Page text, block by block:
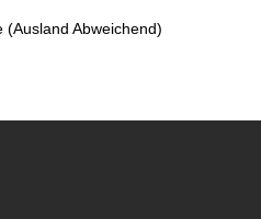
(Ausland Abweichend)